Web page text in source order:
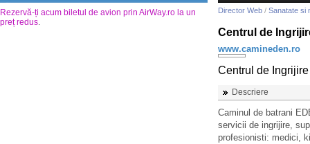
Rezervă-ți acum biletul de avion prin AirWay.ro la un
preț redus.
Director Web / Sanatate si
Centrul de
www.camineden.ro
Centrul de
Descriere
Caminul de batrani
servicii de ingrijire,
profesionisti: medici,